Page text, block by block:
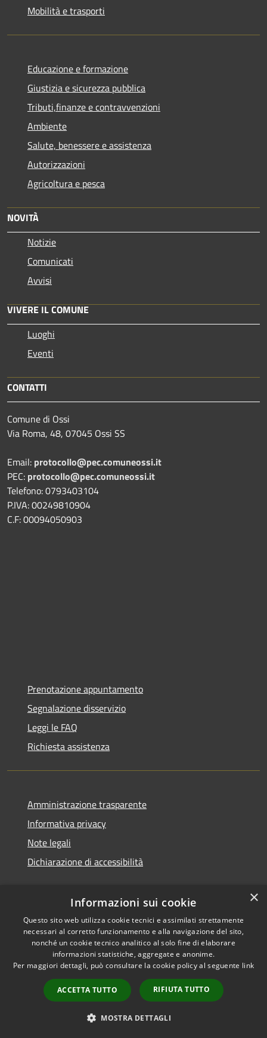
Mobilità e trasporti
Educazione e formazione
Giustizia e sicurezza pubblica
Tributi,finanze e contravvenzioni
Ambiente
Salute, benessere e assistenza
Autorizzazioni
Agricoltura e pesca
NOVITÀ
Notizie
Comunicati
Avvisi
VIVERE IL COMUNE
Luoghi
Eventi
CONTATTI
Comune di Ossi
Via Roma, 48, 07045 Ossi SS
Email: protocollo@pec.comuneossi.it
PEC: protocollo@pec.comuneossi.it
Telefono: 0793403104
P.IVA: 00249810904
C.F: 00094050903
Prenotazione appuntamento
Segnalazione disservizio
Leggi le FAQ
Richiesta assistenza
Amministrazione trasparente
Informativa privacy
Note legali
Dichiarazione di accessibilità
RSS
Accessibilità
Copyright © 2026 • Comune di
Municipium•
Accesso
redazione
×
Informazioni sui cookie
Questo sito web utilizza cookie tecnici e assimilati strettamente
necessari al corretto funzionamento e alla navigazione del sito,
nonché un cookie tecnico analitico al solo fine di elaborare
informazioni statistiche, aggregate e anonime.
Per maggiori dettagli, può consultare la cookie policy al seguente link
ACCETTA TUTTO RIFIUTA TUTTO
MOSTRA DETTAGLI